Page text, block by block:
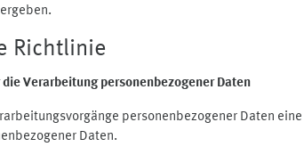
Richtlinie
Verarbeitung personenbezogener Daten
personenbezogener Daten
Daten.